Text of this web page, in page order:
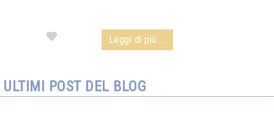
Leggi di più ...
ULTIMI POST DEL BLOG